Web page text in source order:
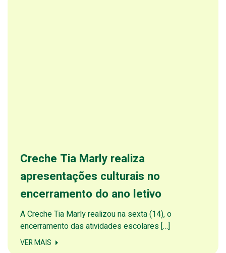
Creche Tia Marly realiza
apresentações culturais no
encerramento do ano letivo
A Creche Tia Marly realizou na sexta (14), o
encerramento das atividades escolares […]
VER MAIS